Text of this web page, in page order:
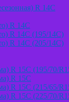
R 14C
R 14С
R 14С (195/14С)
R 14С (205/14С)
R 15С (195/70/
R 15C
R 15С (215/65/
R 15С (225/70/